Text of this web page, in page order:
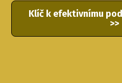
Klíč k efektivnímu
>>